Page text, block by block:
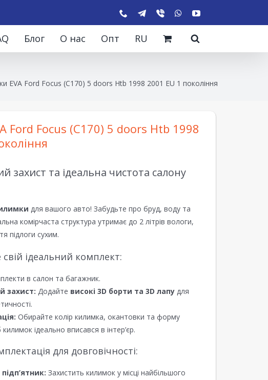
Блог О нас Опт RU
EVA Ford Focus (C170) 5 doors Htb 1998 2001 EU 1 покоління
Ford Focus (C170) 5 doors Htb 1998
захист та ідеальна чистота салону
для вашого авто! Забудьте про бруд, воду та
комірчаста структура утримає до 2 літрів вологи,
підлоги сухим.
свій ідеальний комплект:
в салон та багажник.
захист: Додайте високі 3D борти та 3D лапу для
Обирайте колір килимка, окантовки та форму
ідеально вписався в інтер’єр.
для довговічності:
Захистить килимок у місці найбільшого